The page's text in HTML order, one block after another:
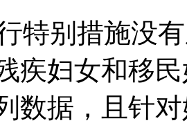
特别措施没
疾妇女和移
数据，且针